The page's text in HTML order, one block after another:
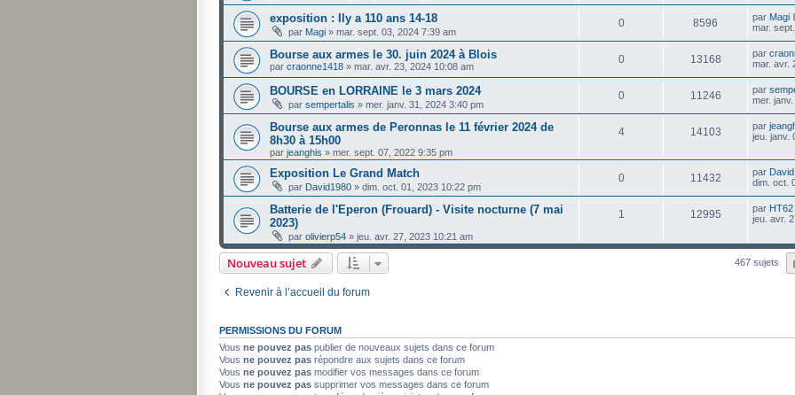
exposition : Ily a 110 ans 14-18
par Magi » mar. sept. 03, 2024 7:39 am
0 8596 par Magi
mar.
Bourse aux armes le 30. juin 2024 à Blois
par craonne1418 » mar. avr. 23, 2024 10:08 am
0 13168 par
mar. avr.
BOURSE en LORRAINE le 3 mars 2024
par sempertalis » mer. janv. 31, 2024 3:40 pm
0 11246 par
mer.
Bourse aux armes de Peronnas le 11 février 2024 de
8h30 à 15h00
par jeanghis » mer. sept. 07, 2022 9:35 pm
4 14103 par
jeu. janv.
Exposition Le Grand Match
par David1980 » dim. oct. 01, 2023 10:22 pm
0 11432 par
dim. oct.
Batterie de l'Eperon (Frouard) - Visite nocturne (7 mai
2023)
par olivierp54 » jeu. avr. 27, 2023 10:21 am
1 12995 par HT62
jeu. avr.
Nouveau sujet 467 sujets
Revenir à l’accueil du forum
PERMISSIONS DU FORUM
Vous ne pouvez pas publier de nouveaux sujets dans ce forum
Vous ne pouvez pas répondre aux sujets dans ce forum
Vous ne pouvez pas modifier vos messages dans ce forum
Vous ne pouvez pas supprimer vos messages dans ce forum